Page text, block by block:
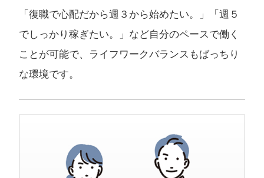
「復職で心配だから週３から始めたい。」「週５
でしっかり稼ぎたい。」など自分のペースで働く
ことが可能で、ライフワークバランスもばっちり
な環境です。